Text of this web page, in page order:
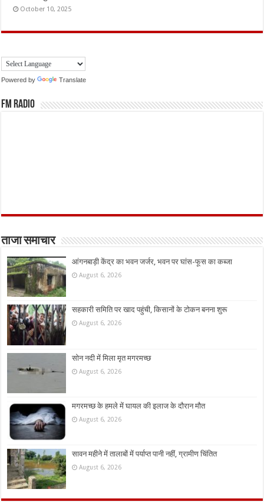
October 10, 2025
Powered by Translate
FM Radio
ताजा समाचार
आंगनबाड़ी केंद्र का भवन जर्जर, भवन पर घांस-फूस का कब्जा
August 6, 2026
सहकारी समिति पर खाद पहुंची, किसानों के टोकन बनना शुरू
August 6, 2026
सोन नदी में मिला मृत मगरमच्छ
August 6, 2026
मगरमच्छ के हमले में घायल की इलाज के दौरान मौत
August 6, 2026
सावन महीने में तालाबों में पर्याप्त पानी नहीं, ग्रामीण चिंतित
August 6, 2026